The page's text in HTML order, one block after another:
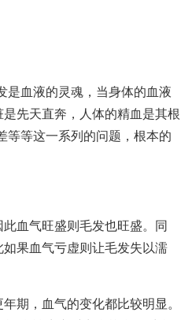
血液的灵魂，当身体的血液
先天直奔，人体的精血是其根
等等这一系列的问题，根本的
血气旺盛则毛发也旺盛。同
果血气亏虚则让毛发失以濡
，血气的变化都比较明显。